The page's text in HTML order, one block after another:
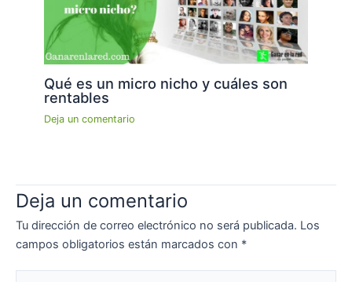
Qué es un micro nicho y cuáles son
rentables
Deja un comentario
Deja un comentario
Tu dirección de correo electrónico no será publicada. Los
campos obligatorios están marcados con *